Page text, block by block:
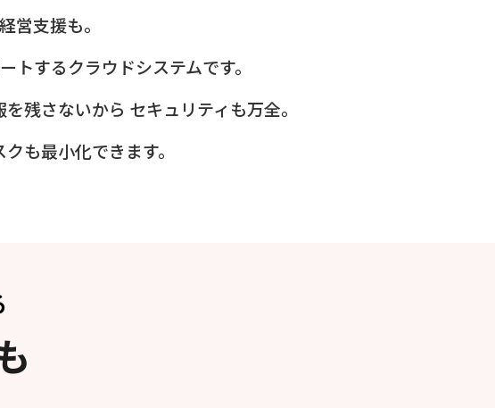
営支援も。
するクラウドシステムです。
残さないから セキュリティも万全。
も最小化できます。